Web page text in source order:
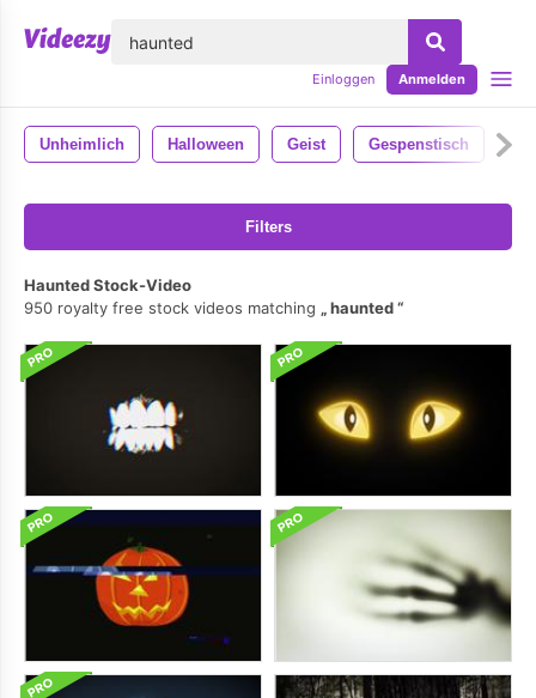
Einloggen Anmelden
Unheimlich Halloween Geist Gespenstisch
Filters
Haunted Stock-Video
950 royalty free stock videos matching
haunted